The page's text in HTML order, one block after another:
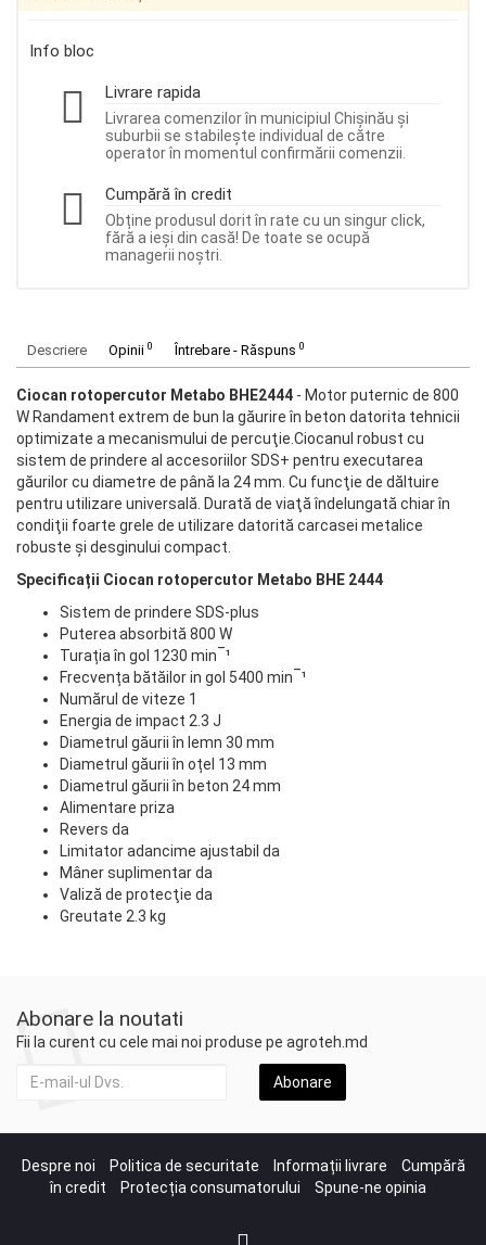
Info bloc
Livrare rapida
Livrarea comenzilor în municipiul Chișinău și
suburbii se stabilește individual de către
operator în momentul confirmării comenzii.
Cumpără în credit
Obține produsul dorit în rate cu un singur click,
fără a ieși din casă! De toate se ocupă
managerii noștri.
Descriere Opinii 0 Întrebare - Răspuns 0
Ciocan rotopercutor Metabo BHE2444 - Motor puternic de 800
W Randament extrem de bun la găurire în beton datorita tehnicii
optimizate a mecanismului de percuţie.Ciocanul robust cu
sistem de prindere al accesoriilor SDS+ pentru executarea
găurilor cu diametre de până la 24 mm. Cu funcţie de dăltuire
pentru utilizare universală. Durată de viaţă îndelungată chiar în
condiţii foarte grele de utilizare datorită carcasei metalice
robuste şi desginului compact.
Specificații Ciocan rotopercutor Metabo BHE 2444
Sistem de prindere SDS-plus
Puterea absorbită 800 W
Turația în gol 1230 min‾¹
Frecvența bătăilor in gol 5400 min‾¹
Numărul de viteze 1
Energia de impact 2.3 J
Diametrul găurii în lemn 30 mm
Diametrul găurii în oțel 13 mm
Diametrul găurii în beton 24 mm
Alimentare priza
Revers da
Limitator adancime ajustabil da
Mâner suplimentar da
Valiză de protecţie da
Greutate 2.3 kg
Abonare la noutati
Fii la curent cu cele mai noi produse pe agroteh.md
Abonare
Despre noi Politica de securitate Informații livrare
Cumpără
în credit
Protecția consumatorului Spune-ne opinia